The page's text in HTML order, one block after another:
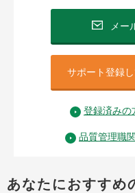
メー
サポート登録
登録済みの
品質管理職
あなたにおすすめ